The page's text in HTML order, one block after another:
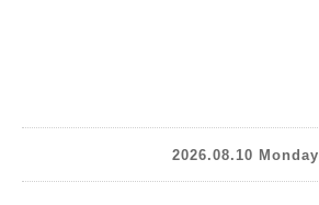
2026.08.10 Monday